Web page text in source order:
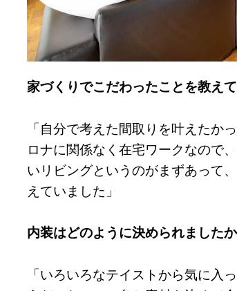
家づくりでこだわったことを教えて
「自分で考えた間取りを叶えたか
ロナに関係なく在宅ワークなので
いリビングというのがまずあって
えていました」
内装はどのように決められました
「いろいろなテイストから気に入